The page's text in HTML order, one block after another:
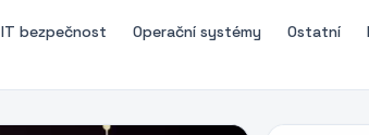
IT bezpečnost Operační systémy Ostatní